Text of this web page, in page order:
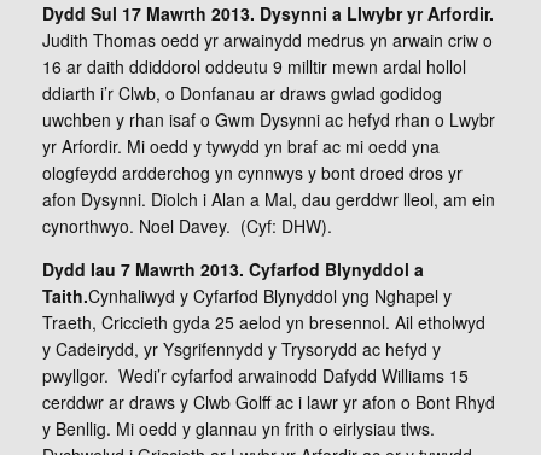
Dydd Sul 17 Mawrth 2013. Dysynni a Llwybr yr Arfordir.
Judith Thomas oedd yr arwainydd medrus yn arwain criw o
16 ar daith ddiddorol oddeutu 9 milltir mewn ardal hollol
ddiarth i’r Clwb, o Donfanau ar draws gwlad godidog
uwchben y rhan isaf o Gwm Dysynni ac hefyd rhan o Lwybr
yr Arfordir. Mi oedd y tywydd yn braf ac mi oedd yna
ologfeydd ardderchog yn cynnwys y bont droed dros yr
afon Dysynni. Diolch i Alan a Mal, dau gerddwr lleol, am ein
cynorthwyo. Noel Davey. (Cyf: DHW).
Dydd Iau 7 Mawrth 2013. Cyfarfod Blynyddol a
Taith.Cynhaliwyd y Cyfarfod Blynyddol yng Nghapel y
Traeth, Criccieth gyda 25 aelod yn bresennol. Ail etholwyd
y Cadeirydd, yr Ysgrifennydd y Trysorydd ac hefyd y
pwyllgor. Wedi’r cyfarfod arwainodd Dafydd Williams 15
cerddwr ar draws y Clwb Golff ac i lawr yr afon o Bont Rhyd
y Benllig. Mi oedd y glannau yn frith o eirlysiau tlws.